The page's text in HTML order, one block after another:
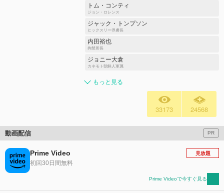
トム・コンティ
ジョン・ロレンス
ジャック・トンプソン
ヒックスリー俘虜長
内田裕也
拘禁所長
ジョニー大倉
カネモト朝鮮人軍属
もっと見る
33173 24568
動画配信 PR
Prime Video
初回30日間無料
見放題
Prime Videoで今すぐ見る